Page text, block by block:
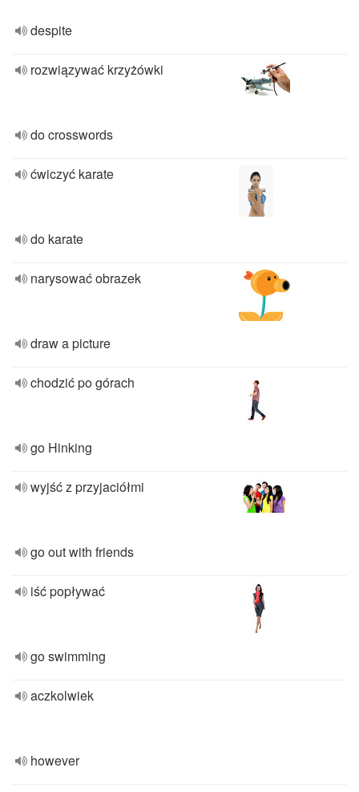
despite
rozwiązywać krzyżówki
do crosswords
ćwiczyć karate
do karate
narysować obrazek
draw a picture
chodzić po górach
go Hinking
wyjść z przyjaciółmi
go out with friends
iść popływać
go swimming
aczkolwiek
however